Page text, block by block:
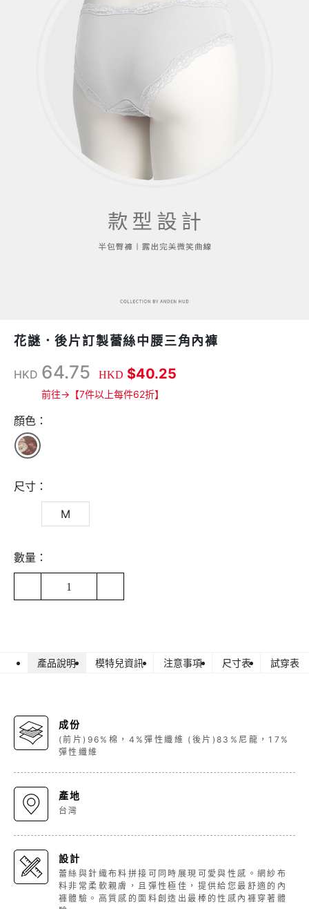
花謎．後片訂製蕾絲中腰三角內褲
HKD 64.75 HKD $40.25
前往→【7件以上每件62折】
顏色：
尺寸：
M
數量：
1
產品說明 模特兒資訊 注意事項 尺寸表 試穿表
成份
(前片)96%棉，4%彈性纖維 (後片)83%尼龍，17%
彈性纖維
產地
台灣
設計
蕾絲與針織布料拼接可同時展現可愛與性感。網紗布
料非常柔軟親膚，且彈性極佳，提供給您最舒適的內
褲體驗。高質感的面料創造出最棒的性感內褲穿著體